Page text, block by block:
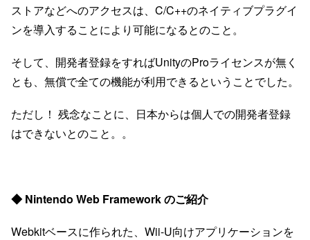
ストアなどへのアクセスは、C/C++のネイティブプラグイ
ンを導入することにより可能になるとのこと。
そして、開発者登録をすればUnityのProライセンスが無く
とも、無償で全ての機能が利用できるということでした。
ただし！ 残念なことに、日本からは個人での開発者登録
はできないとのこと。。
◆ Nintendo Web Framework のご紹介
Webkitベースに作られた、Wii-U向けアプリケーションを